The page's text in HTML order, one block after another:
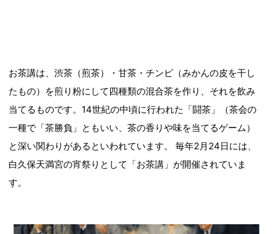
お茶講は、渋茶（煎茶）・甘茶・チンピ（みかんの皮を干し
たもの）を煎り粉にして四種類の混合茶を作り、それを飲み
当てるものです。14世紀の中頃に行われた「闘茶」（茶会の
一種で「茶勝負」ともいい、茶の香りや味を当てるゲーム）
と深い関わりがあるといわれています。 毎年2月24日には、
白久保天満宮の宵祭りとして「お茶講」が開催されていま
す。